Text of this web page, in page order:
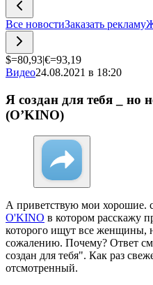
Все новостиЗаказать рекламу
$=80,93|€=93,19
Видео24.08.2021 в 18:20
Я создан для тебя _ но
(O’KINO)
А приветствую мои хорошие.
O'KINO в котором расскажу
которого ищут все женщины,
сожалению. Почему? Ответ
создан для тебя". Как раз
отсмотренный.